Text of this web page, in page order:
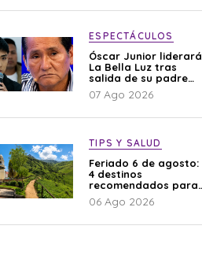
ESPECTÁCULOS
Óscar Junior liderará
La Bella Luz tras
salida de su padre
por polémica con
Naldy Saldaña
07 Ago 2026
TIPS Y SALUD
Feriado 6 de agosto:
4 destinos
recomendados para
disfrutar el descanso
06 Ago 2026